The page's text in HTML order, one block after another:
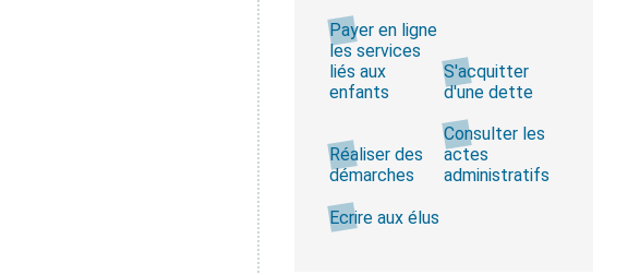
Payer en ligne
les services
liés aux
enfants
S'acquitter
d'une dette
Réaliser des
démarches
Consulter les
actes
administratifs
Ecrire aux élus